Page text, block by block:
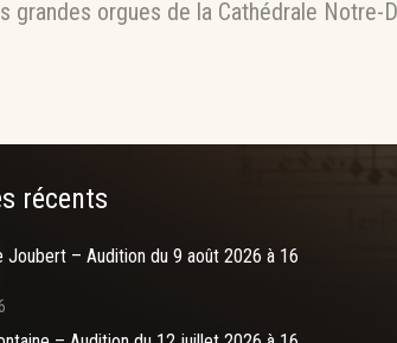
orgues de la Cathédrale Notre-
récents
Joubert – Audition du 9 août 2026 à 16